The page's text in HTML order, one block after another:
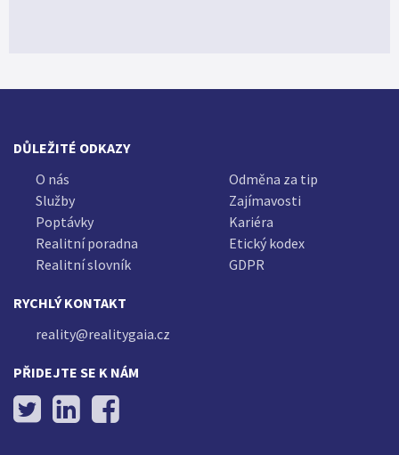
DŮLEŽITÉ ODKAZY
O nás
Služby
Poptávky
Realitní poradna
Realitní slovník
Odměna za tip
Zajímavosti
Kariéra
Etický kodex
GDPR
RYCHLÝ KONTAKT
reality@realitygaia.cz
PŘIDEJTE SE K NÁM